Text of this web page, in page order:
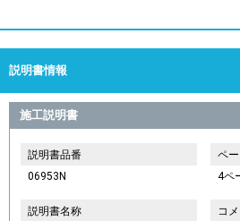
説明書情報
施工説明書
説明書品番
06953N
ペ
4ペ
説明書名称
コ